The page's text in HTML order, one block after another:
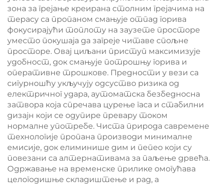
зона за грејање креирана столним грејачима на
терасу са пропаном смањује отпад горива
фокусирајући топлоту на заузете просторе
уместо покушаја да загреје читаве спољне
просторе. Овај циљани приступ максимизује
удобност, док смањује потрошњу горива и
оперативне трошкове. Предности у вези са
сигурношћу укључују одсуство ризика од
електричног удара, аутоматска безбедносна
затвора која спречава цурење гаса и стабилни
дизајн који се одупире превару током
нормалне употребе. Чиста природа савремене
технологије пропана производи минималне
емисије, док елиминише дим и пепео који су
повезани са алтернативама за паљење дрвећа.
Одржавање на временске прилике омогућава
целогодишње складиштење и рад, а